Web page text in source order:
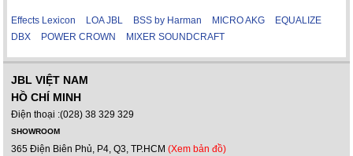
Effects Lexicon LOA JBL BSS by Harman MICRO AKG
EQUALIZE
DBX
POWER CROWN MIXER SOUNDCRAFT
JBL VIỆT NAM
HỒ CHÍ MINH
Điện thoại :(028) 38 329 329
SHOWROOM
365 Điện Biên Phủ, P4, Q3, TP.HCM(Xem bản đồ)